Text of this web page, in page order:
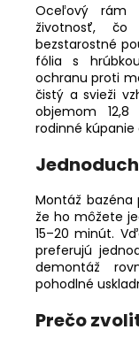
Oceľový rám
životnosť,
bezstarostné
fólia s
ochranu proti
čistý a svieži
objemom
rodinné kúpanie
Montáž bazéna
že ho môžete
15–20 minút.
preferujú
demontáž
pohodlné
Prečo